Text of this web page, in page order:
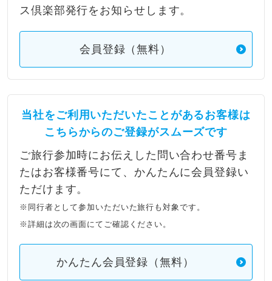
ス倶楽部発行をお知らせします。
会員登録（無料）
当社をご利用いただいたことがあるお客様は
こちらからのご登録がスムーズです
ご旅行参加時にお伝えした問い合わせ番号ま
たはお客様番号にて、かんたんに会員登録い
ただけます。
※同行者として参加いただいた旅行も対象です。
※詳細は次の画面にてご確認ください。
かんたん会員登録（無料）